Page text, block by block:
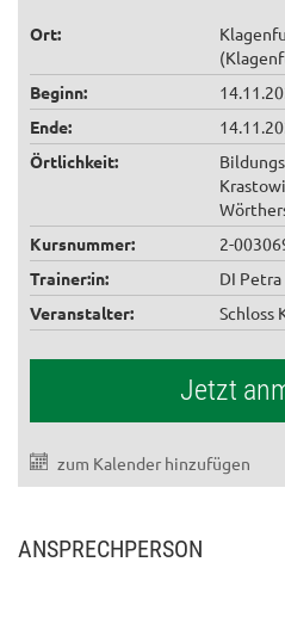
Ort:
Beginn:
Ende:
Örtlichkeit:
Kursnummer:
2-
Trainer:in:
DI
Veranstalter:
Schloss
Jetzt
zum Kalender hinzufügen
ANSPRECHPERSON